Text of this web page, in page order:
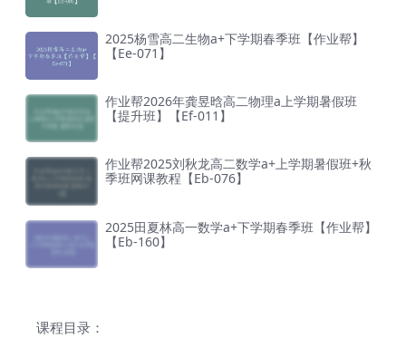
2025杨雪高二生物a+下学期春季班【作业帮】
【Ee-071】
作业帮2026年龚昱晗高二物理a上学期暑假班
【提升班】【Ef-011】
作业帮2025刘秋龙高二数学a+上学期暑假班+秋
季班网课教程【Eb-076】
2025田夏林高一数学a+下学期春季班【作业帮】
【Eb-160】
课程目录：